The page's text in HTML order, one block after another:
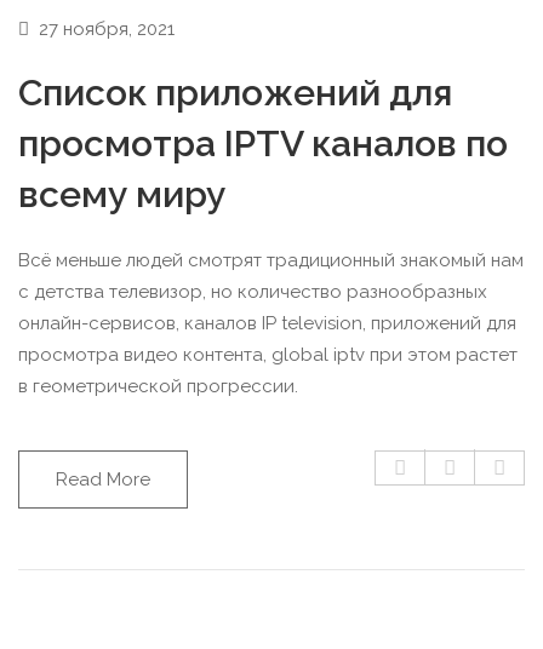
27 ноября, 2021
Список приложений для
просмотра IPTV каналов по
всему миру
Всё меньше людей смотрят традиционный знакомый нам
с детства телевизор, но количество разнообразных
онлайн-сервисов, каналов IP television, приложений для
просмотра видео контента, global iptv при этом растет
в геометрической прогрессии.
Read More